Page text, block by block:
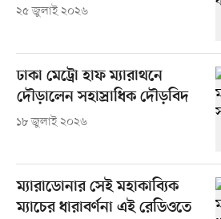
২৫ জুলাই ২০২৬
ঢাকা মেট্রো হাফ ম্যারাথনে
দৌড়ালেন সহাস্রাধিক দৌড়বিদ
১৮ জুলাই ২০২৬
ম্যারাডোনার সেই মহাকাব্যিক
ম্যাচের ধারাবর্ণনা এই রেডিওতে